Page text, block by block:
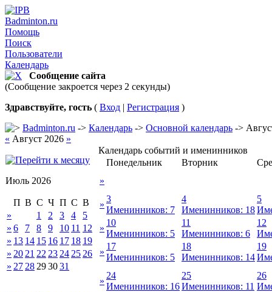
Badminton.ru
Помощь
Поиск
Пользователи
Календарь
Сообщение сайта
(Сообщение закроется через 2 секунды)
Здравствуйте, гость ( Вход | Регистрация )
Badminton.ru -> Календарь -> Основной календарь ->
« Август 2026 »
Июль 2026
П В С Ч П С В
»
1 2 3 4
5
» 6 7 8 9 10 11 12
» 13 14 15 16 17 18 19
» 20 21 22 23 24 25 26
» 27 28 293031
Календарь событий и именинников
Понедельник
Вторник
»
»
3
Именинников: 7
4
Именинников: 18
5
»
10
Именинников: 5
11
Именинников: 6
12
»
17
Именинников: 5
18
Именинников: 14
19
»
24
Именинников: 16
25
Именинников: 11
26